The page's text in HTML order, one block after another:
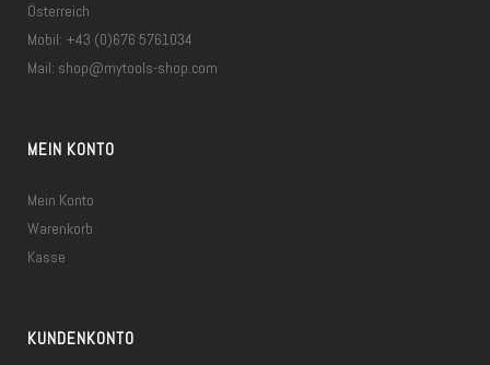
Österreich
Mobil: +43 (0)676 5761034
Mail: shop@mytools-shop.com
MEIN KONTO
Mein Konto
Warenkorb
Kasse
KUNDENKONTO